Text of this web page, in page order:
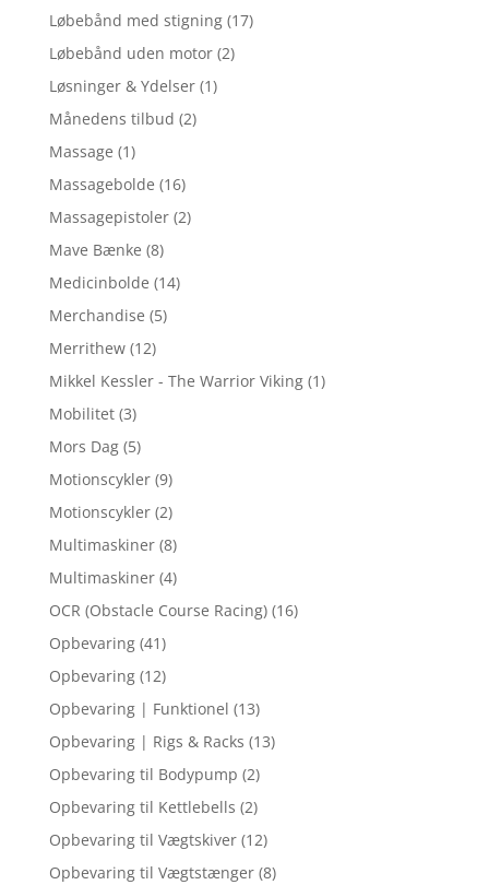
Løbebånd med stigning (17)
Løbebånd uden motor (2)
Løsninger & Ydelser (1)
Månedens tilbud (2)
Massage (1)
Massagebolde (16)
Massagepistoler (2)
Mave Bænke (8)
Medicinbolde (14)
Merchandise (5)
Merrithew (12)
Mikkel Kessler - The Warrior Viking (1)
Mobilitet (3)
Mors Dag (5)
Motionscykler (9)
Motionscykler (2)
Multimaskiner (8)
Multimaskiner (4)
OCR (Obstacle Course Racing) (16)
Opbevaring (41)
Opbevaring (12)
Opbevaring | Funktionel (13)
Opbevaring | Rigs & Racks (13)
Opbevaring til Bodypump (2)
Opbevaring til Kettlebells (2)
Opbevaring til Vægtskiver (12)
Opbevaring til Vægtstænger (8)